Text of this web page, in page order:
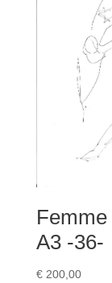
A3 -36-
€200,00